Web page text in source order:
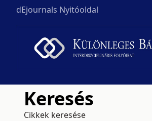
dEjournals Nyitóoldal
Keresés
Cikkek keresése